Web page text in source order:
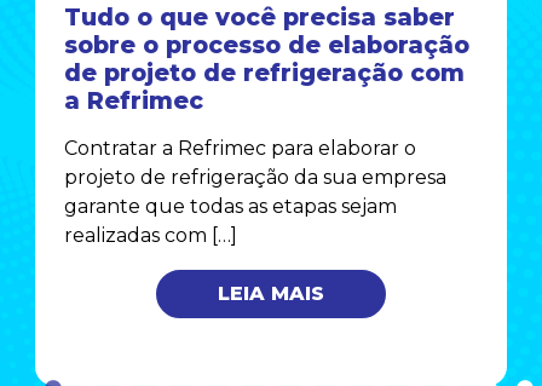
Tudo o que você precisa saber
sobre o processo de elaboração
de projeto de refrigeração com
a Refrimec
Contratar a Refrimec para elaborar o
projeto de refrigeração da sua empresa
garante que todas as etapas sejam
realizadas com […]
LEIA MAIS